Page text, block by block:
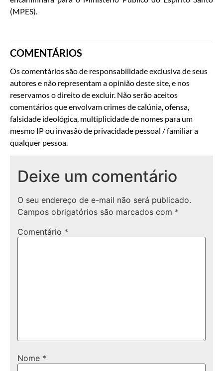
(MPES).
COMENTÁRIOS
Os comentários são de responsabilidade exclusiva de seus
autores e não representam a opinião deste site, e nos
reservamos o direito de excluir. Não serão aceitos
comentários que envolvam crimes de calúnia, ofensa,
falsidade ideológica, multiplicidade de nomes para um
mesmo IP ou invasão de privacidade pessoal / familiar a
qualquer pessoa.
Deixe um comentário
O seu endereço de e-mail não será publicado.
Campos obrigatórios são marcados com *
Comentário *
Nome *